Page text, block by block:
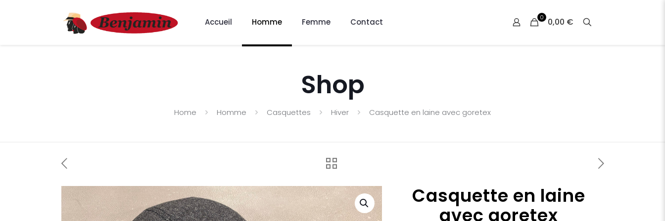
Accueil Homme Femme Contact 0 0,00 €
Shop
Home Homme Casquettes Hiver Casquette en laine avec goretex
Casquette en laine
avec goretex